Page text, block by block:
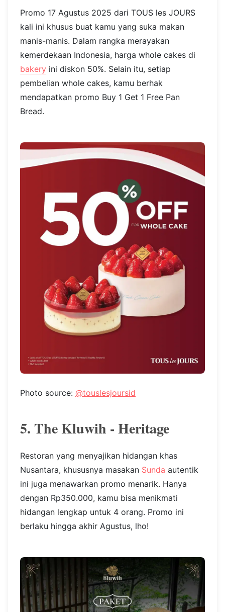
Promo 17 Agustus 2025 dari TOUS les JOURS
kali ini khusus buat kamu yang suka makan
manis-manis. Dalam rangka merayakan
kemerdekaan Indonesia, harga whole cakes di
bakery ini diskon 50%. Selain itu, setiap
pembelian whole cakes, kamu berhak
mendapatkan promo Buy 1 Get 1 Free Pan
Bread.
Photo source: @touslesjoursid
5. The Kluwih - Heritage
Restoran yang menyajikan hidangan khas
Nusantara, khususnya masakan Sunda autentik
ini juga menawarkan promo menarik. Hanya
dengan Rp350.000, kamu bisa menikmati
hidangan lengkap untuk 4 orang. Promo ini
berlaku hingga akhir Agustus, lho!